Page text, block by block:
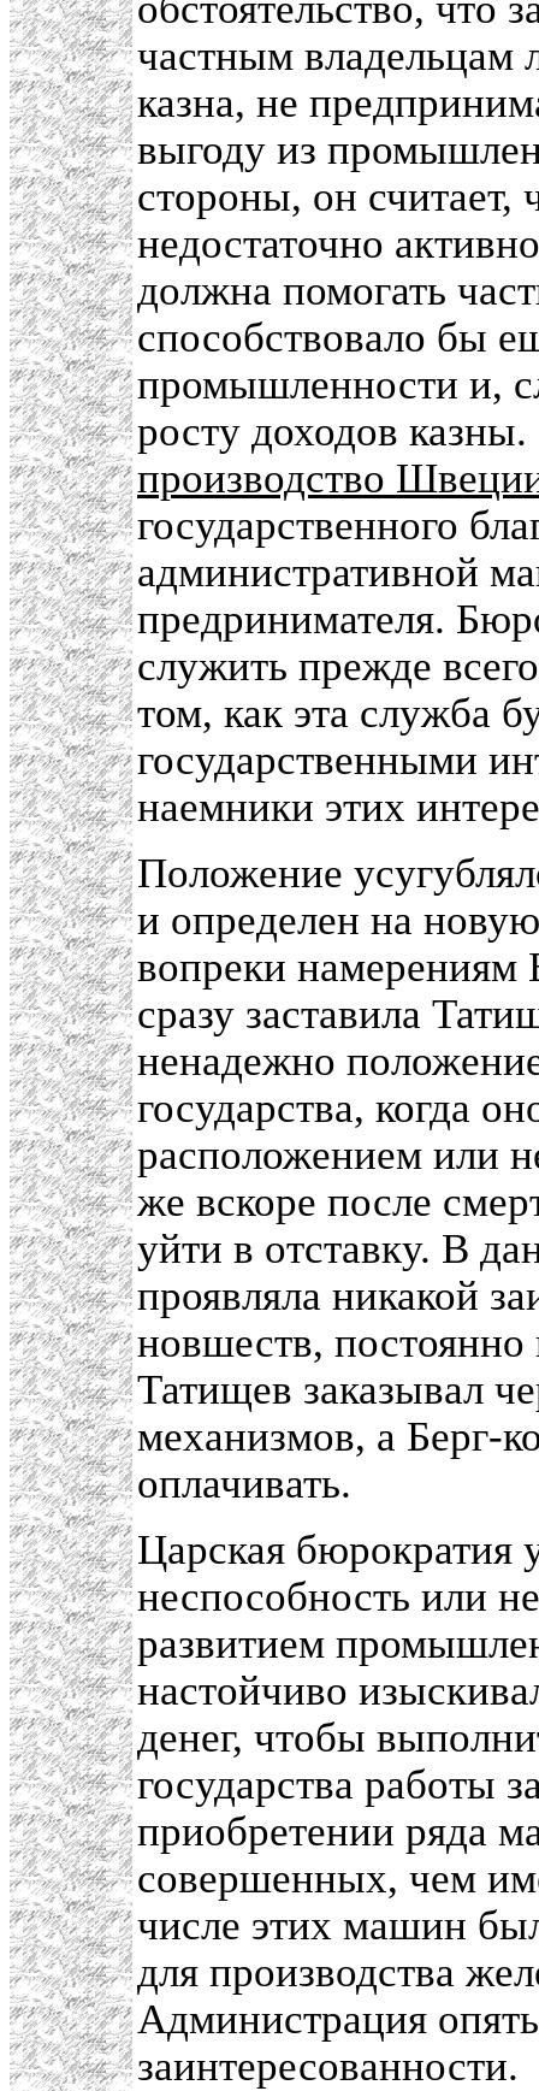
частным владельцам
казна, не
выгоду из
стороны, он считает,
недостаточно
должна помогать
способствовало бы
промышленности и,
росту доходов
производство
государственного
административной
предринимателя.
служить прежде
том, как эта служба
государственными
наемники этих
Положение
и определен на
вопреки намерениям
сразу заставила
ненадежно
государства, когда
расположением или
же вскоре после
уйти в отставку. В
проявляла никакой
новшеств,
Татищев заказывал
механизмов, а Берг-
оплачивать.
Царская бюрократия
неспособность или
развитием
настойчиво
денег, чтобы
государства работы
приобретении ряда
совершенных, чем
числе этих машин
для производства
Администрация
заинтересованности.